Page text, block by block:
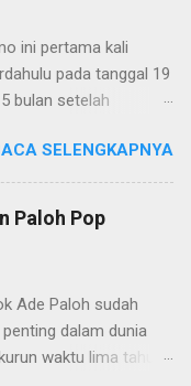
ini pertama kali
pada tanggal 19
bulan setelah
ini dalam rangka
of SORE yang akan
nanti.
Fidella
SELENGKAPNYA
Paloh Pop
Ade Paloh sudah
dalam dunia
waktu lima tahun